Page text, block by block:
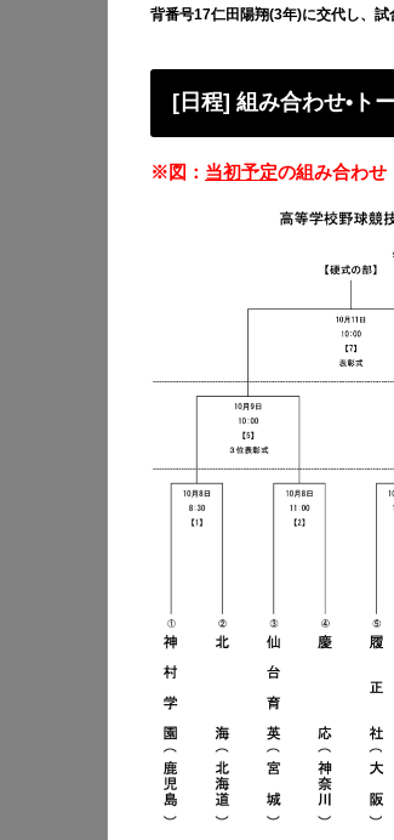
背番号17仁田陽翔(3年)に交代し、
[日程] 組み合わせ•ト
※図： 当初予定の組み合わせ